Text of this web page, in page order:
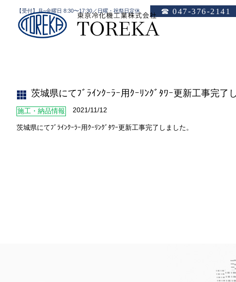
【受付】月~金曜日 8:30〜17:30／日曜・祝祭日定休 ☎ 047-376-2141
HOME 茨城県にてﾌﾞﾗｲﾝｸｰﾗｰ用ｸｰﾘﾝｸﾞﾀﾜｰ更新工事完了しました。
茨城県にてﾌﾞﾗｲﾝｸｰﾗｰ用ｸｰﾘﾝｸﾞﾀﾜｰ更新工事完了
施工・納品情報 2021/11/12
茨城県にてﾌﾞﾗｲﾝｸｰﾗｰ用ｸｰﾘﾝｸﾞﾀﾜｰ更新工事完了しました。